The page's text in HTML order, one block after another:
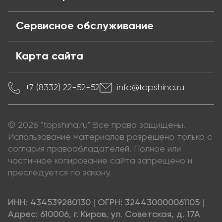
Сервисное обслуживание
Карта сайта
+7 (8332) 22-52-52 info@topshina.ru
© 2026 "topshina.ru" Все права защищены.
Использование материалов разрешено только с
согласия правообладателей. Полное или
частичное копирование сайта запрещено и
преследуется по закону.
ИНН: 434539280130 ОГРН: 324430000061105
Адрес: 610006, г. Киров, ул. Советская, д. 17А